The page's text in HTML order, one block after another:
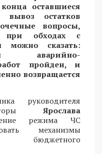
оставшиеся
вывоз остатков
вопросы,
при обходах с
сказать:
аварийно-
пройден, и
возвращается
руководителя
Ярослава
режима ЧС
механизмы
бюджетного